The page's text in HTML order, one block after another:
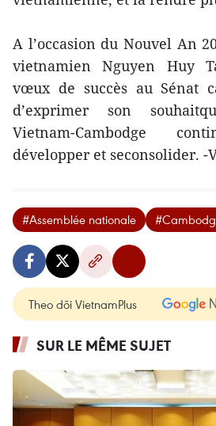
A l’occasion du Nouvel An
vietnamien Nguyen Huy
vœux de succès au Sénat
d’exprimer son
Vietnam-Cambodge
développer et seconsolider. -
#Assemblée nationale
Theo dõi VietnamPlus
SUR LE MÊME SUJET